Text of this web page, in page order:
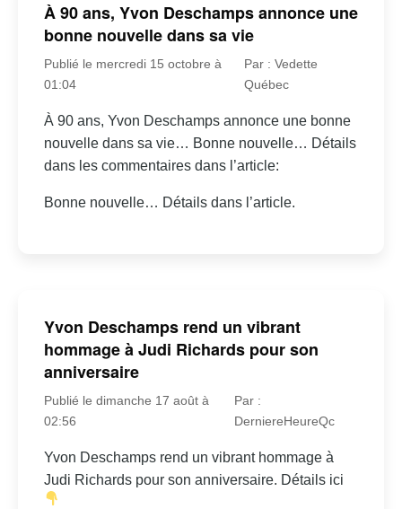
À 90 ans, Yvon Deschamps annonce une
bonne nouvelle dans sa vie
Publié le mercredi 15 octobre à
01:04
Par : Vedette
Québec
À 90 ans, Yvon Deschamps annonce une bonne
nouvelle dans sa vie… Bonne nouvelle… Détails
dans les commentaires dans l’article:
Bonne nouvelle… Détails dans l’article.
Yvon Deschamps rend un vibrant
hommage à Judi Richards pour son
anniversaire
Publié le dimanche 17 août à
02:56
Par :
DerniereHeureQc
Yvon Deschamps rend un vibrant hommage à
Judi Richards pour son anniversaire. Détails ici